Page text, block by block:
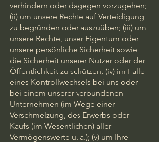
verhindern oder dagegen vorzugehen;
(ii) um unsere Rechte auf Verteidigung
zu begründen oder auszuüben; (iii) um
unsere Rechte, unser Eigentum oder
unsere persönliche Sicherheit sowie
die Sicherheit unserer Nutzer oder der
Öffentlichkeit zu schützen; (iv) im Falle
eines Kontrollwechsels bei uns oder
bei einem unserer verbundenen
Unternehmen (im Wege einer
Verschmelzung, des Erwerbs oder
Kaufs (im Wesentlichen) aller
Vermögenswerte u. a.); (v) um Ihre